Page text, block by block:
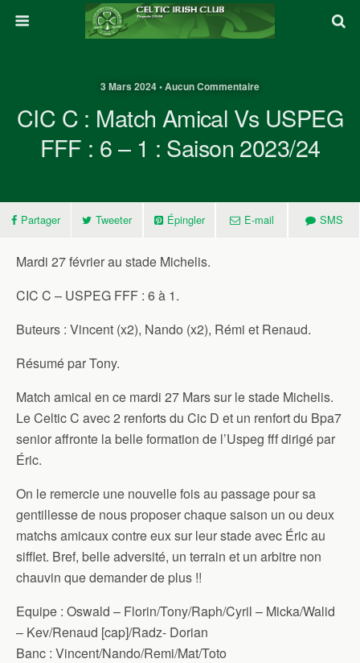
3 Mars 2024 • Aucun Commentaire
CIC C : Match Amical Vs USPEG
FFF : 6 – 1 : Saison 2023/24
Partager Tweeter Épingler E-mail SMS
Mardi 27 février au stade Michelis.
CIC C – USPEG FFF : 6 à 1.
Buteurs : Vincent (x2), Nando (x2), Rémi et Renaud.
Résumé par Tony.
Match amical en ce mardi 27 Mars sur le stade Michelis.
Le Celtic C avec 2 renforts du Cic D et un renfort du Bpa7
senior affronte la belle formation de l’Uspeg fff dirigé par
Éric.
On le remercie une nouvelle fois au passage pour sa
gentillesse de nous proposer chaque saison un ou deux
matchs amicaux contre eux sur leur stade avec Éric au
sifflet. Bref, belle adversité, un terrain et un arbitre non
chauvin que demander de plus !!
Equipe : Oswald – Florin/Tony/Raph/Cyril – Micka/Walid
– Kev/Renaud [cap]/Radz- Dorian
Banc : Vincent/Nando/Remi/Mat/Toto